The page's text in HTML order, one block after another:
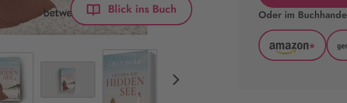
Blick ins Buch Oder im
Amazon
*